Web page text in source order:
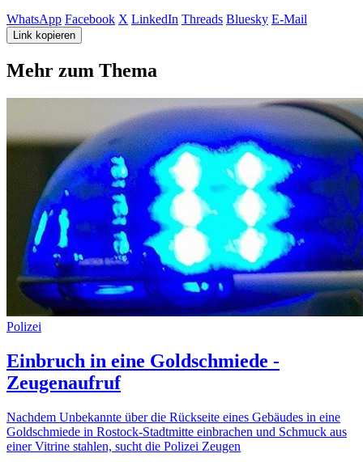
WhatsApp Facebook X LinkedIn Threads Bluesky E-Mail
Link kopieren
Mehr zum Thema
Polizei
Einbruch in eine Goldschmiede -
Zeugenaufruf
Nachdem Unbekannte über die Rückseite eines Gebäudes in eine
Goldschmiede in Rostock-Stadtmitte einbrachen und Schmuck aus
einer Vitrine stahlen, sucht die Polizei Zeugen